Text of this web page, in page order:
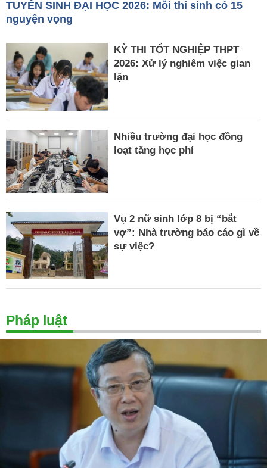
TUYỂN SINH ĐẠI HỌC 2026: Mỗi thí sinh có 15
nguyện vọng
KỲ THI TỐT NGHIỆP THPT
2026: Xử lý nghiêm việc gian
lận
Nhiều trường đại học đồng
loạt tăng học phí
Vụ 2 nữ sinh lớp 8 bị “bắt
vợ”: Nhà trường báo cáo gì về
sự việc?
Pháp luật